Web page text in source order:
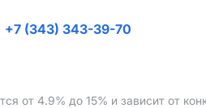
+7 (343) 343-39-70
от 4.9% до 15% и зависит от